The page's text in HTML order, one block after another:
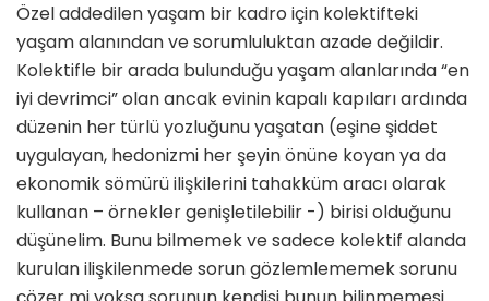
Özel addedilen yaşam bir kadro için kolektifteki
yaşam alanından ve sorumluluktan azade değildir.
Kolektifle bir arada bulunduğu yaşam alanlarında “en
iyi devrimci” olan ancak evinin kapalı kapıları ardında
düzenin her türlü yozluğunu yaşatan (eşine şiddet
uygulayan, hedonizmi her şeyin önüne koyan ya da
ekonomik sömürü ilişkilerini tahakküm aracı olarak
kullanan – örnekler genişletilebilir -) birisi olduğunu
düşünelim. Bunu bilmemek ve sadece kolektif alanda
kurulan ilişkilenmede sorun gözlemlememek sorunu